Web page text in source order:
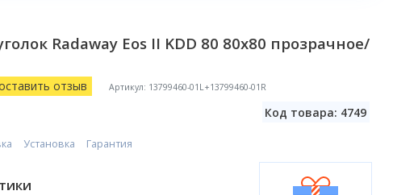
Telegram
info@bydom.by
Radaway Eos II KDD 80 80х80 прозрачное/
отзыв Артикул: 13799460-01L+13799460-01R
Код товара: 4749
Установка Гарантия